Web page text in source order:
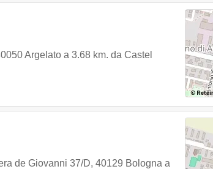
Argelato a 3.68 km. da Castel
de Giovanni 37/D, 40129 Bologna a